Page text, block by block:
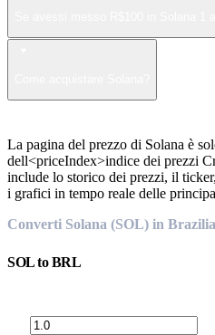
La pagina del prezzo di Solana è
dell<priceIndex>indice dei prezzi
include lo storico dei prezzi, il
i grafici in tempo reale delle
Converti Solana (SOL) in
SOLtoBRL